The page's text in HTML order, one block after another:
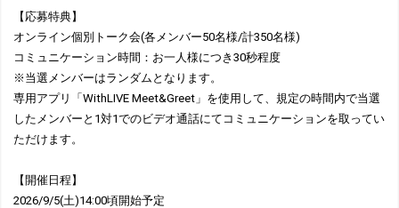
【応募特典】
オンライン個別トーク会(各メンバー50名様/計350名様)
コミュニケーション時間：お一人様につき30秒程度
※当選メンバーはランダムとなります。
専用アプリ「WithLIVE Meet&Greet」を使用して、規定の時間内で当選
したメンバーと1対1でのビデオ通話にてコミュニケーションを取ってい
ただけます。
【開催日程】
2026/9/5(土)14:00頃開始予定